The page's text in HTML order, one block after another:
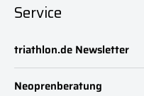
Service
triathlon.de Newsletter
Neoprenberatung